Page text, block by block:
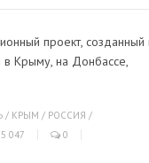
проект, созданный
Крыму, на Донбассе,
/ КРЫМ / РОССИЯ /
5 047 0